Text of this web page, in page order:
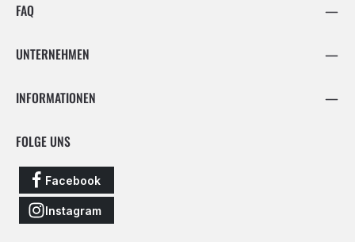
FAQ
UNTERNEHMEN
INFORMATIONEN
FOLGE UNS
Facebook
Instagram